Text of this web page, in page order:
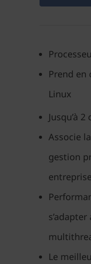
Prend en
Linux
Jusqu’à
Associe
gestion
entreprise
Le